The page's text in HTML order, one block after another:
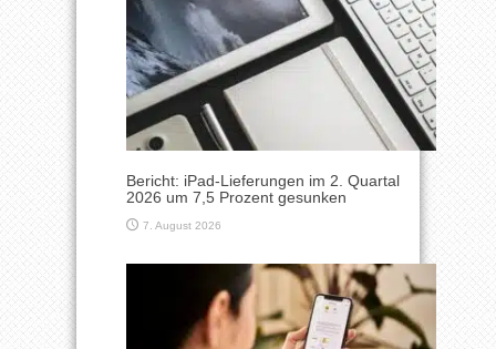
Bericht: iPad-Lieferungen im 2. Quartal
2026 um 7,5 Prozent gesunken
7. August 2026